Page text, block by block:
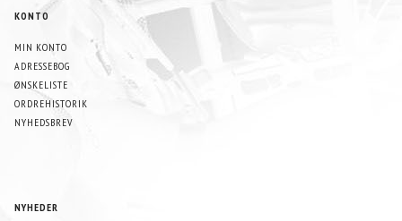
KONTO
MIN KONTO
ADRESSEBOG
ØNSKELISTE
ORDREHISTORIK
NYHEDSBREV
NYHEDER